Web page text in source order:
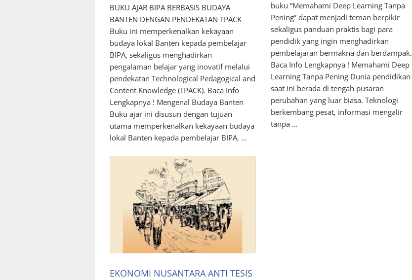
BUKU AJAR BIPA BERBASIS BUDAYA
BANTEN DENGAN PENDEKATAN TPACK
Buku ini memperkenalkan kekayaan
budaya lokal Banten kepada pembelajar
BIPA, sekaligus menghadirkan
pengalaman belajar yang inovatif melalui
pendekatan Technological Pedagogical and
Content Knowledge (TPACK). Baca Info
Lengkapnya ! Mengenal Budaya Banten
Buku ajar ini disusun dengan tujuan
utama memperkenalkan kekayaan budaya
lokal Banten kepada pembelajar BIPA, …
buku “Memahami Deep Learning Tanpa
Pening” dapat menjadi teman berpikir
sekaligus panduan praktis bagi para
pendidik yang ingin menghadirkan
pembelajaran bermakna dan berdampak.
Baca Info Lengkapnya ! Memahami Deep
Learning Tanpa Pening Dunia pendidikan
saat ini berada di tengah pusaran
perubahan yang luar biasa. Teknologi
berkembang pesat, informasi mengalir
tanpa …
EKONOMI NUSANTARA ANTI TESIS